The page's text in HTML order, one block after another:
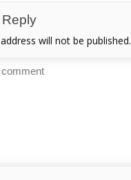
will not be published.